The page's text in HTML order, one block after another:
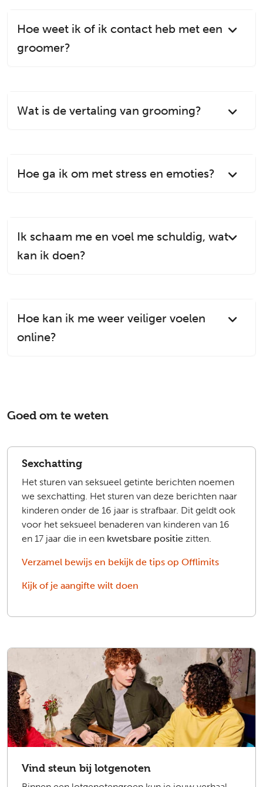
Hoe weet ik of ik contact heb met een
groomer?
Wat is de vertaling van grooming?
Hoe ga ik om met stress en emoties?
Ik schaam me en voel me schuldig, wat
kan ik doen?
Hoe kan ik me weer veiliger voelen
online?
Goed om te weten
Sexchatting
Het sturen van seksueel getinte berichten noemen
we sexchatting. Het sturen van deze berichten naar
kinderen onder de 16 jaar is strafbaar. Dit geldt ook
voor het seksueel benaderen van kinderen van 16
en 17 jaar die in een kwetsbare positie zitten.
Verzamel bewijs en bekijk de tips op Offlimits
Kijk of je aangifte wilt doen
Vind steun bij lotgenoten